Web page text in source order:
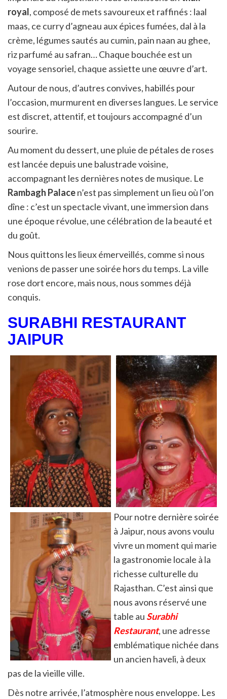
royal, composé de mets savoureux et raffinés : laal
maas, ce curry d’agneau aux épices fumées, dal à la
crème, légumes sautés au cumin, pain naan au ghee,
riz parfumé au safran… Chaque bouchée est un
voyage sensoriel, chaque assiette une œuvre d’art.
Autour de nous, d’autres convives, habillés pour
l’occasion, murmurent en diverses langues. Le service
est discret, attentif, et toujours accompagné d’un
sourire.
Au moment du dessert, une pluie de pétales de roses
est lancée depuis une balustrade voisine,
accompagnant les dernières notes de musique. Le
Rambagh Palacen’est pas simplement un lieu où l’on
dîne : c’est un spectacle vivant, une immersion dans
une époque révolue, une célébration de la beauté et
du goût.
Nous quittons les lieux émerveillés, comme si nous
venions de passer une soirée hors du temps. La ville
rose dort encore, mais nous, nous sommes déjà
conquis.
SURABHI RESTAURANT
JAIPUR
Pour notre dernière soirée
à Jaipur, nous avons voulu
vivre un moment qui marie
la gastronomie locale à la
richesse culturelle du
Rajasthan. C’est ainsi que
nous avons réservé une
table au Surabhi
Restaurant, une adresse
emblématique nichée dans
un ancien haveli, à deux
pas de la vieille ville.
Dès notre arrivée, l’atmosphère nous enveloppe. Les